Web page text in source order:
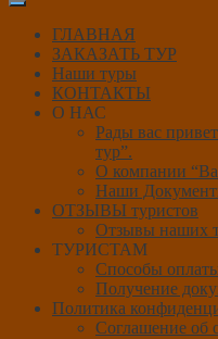
ГЛАВНАЯ
ЗАКАЗАТЬ ТУР
Наши туры
КОНТАКТЫ
О НАС
Рады вас
тур”.
О компании
Наши
ОТЗЫВЫ туристов
Отзывы наших
ТУРИСТАМ
Способы
Получение
Политика
Соглашение об